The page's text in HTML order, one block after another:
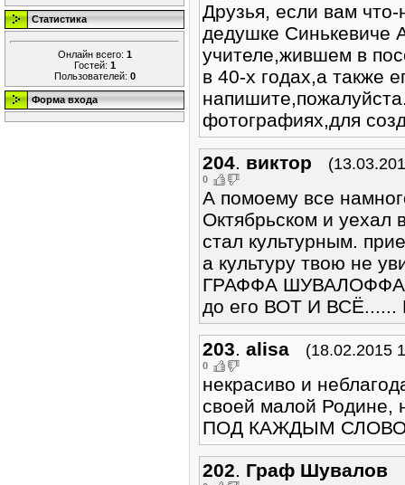
Статистика
Онлайн всего: 1
Гостей: 1
Пользователей: 0
Форма входа
Друзья, если вам
дедушке Синькевиче
учителе,жившем в
в 40-х годах,а также
фотографиях,для
204. виктор
0
А помоему все
Октябрьском и уехал
стал культурным.
а культуру твою не
ГРАФФА
до его ВОТ И
203. alisa (18.02.2015
0
некрасиво и
своей малой
ПОД КАЖДЫМ
202. Граф Шувалов